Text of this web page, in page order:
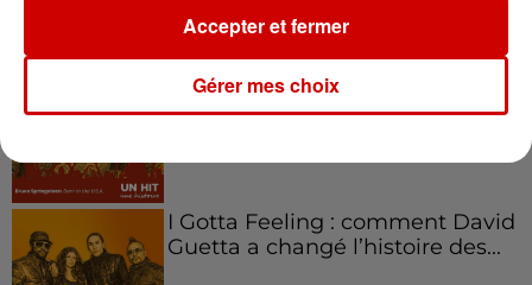
Born in the U.S.A - Bruce
Springsteen : la chanson que
l’Amérique...
I Gotta Feeling : comment David
Guetta a changé l’histoire des...
Gérer mes choix
Accepter et fermer